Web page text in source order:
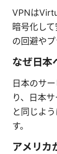
VPNは
暗号化し
の回避やプ
なぜ日本
日本のサ
り、日本
と同じよ
す。
アメリカ